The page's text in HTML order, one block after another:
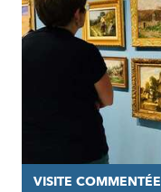
VISITE COMMENTÉE